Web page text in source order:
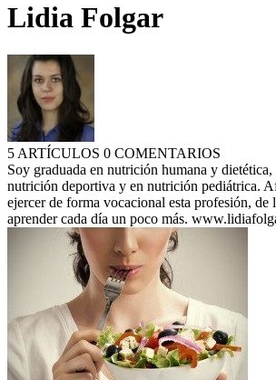
Lidia Folgar
5 ARTÍCULOS 0 COMENTARIOS
Soy graduada en nutrición humana y dietética,
nutrición deportiva y en nutrición pediátrica.
ejercer de forma vocacional esta profesión, de
aprender cada día un poco más.